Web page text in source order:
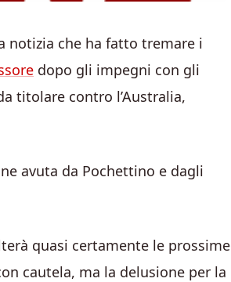
notizia che ha fatto tremare i
dopo gli impegni con gli
titolare contro l’Australia,
avuta da Pochettino e dagli
quasi certamente le prossime
cautela, ma la delusione per la